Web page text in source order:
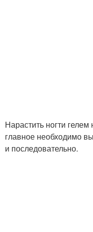
Нарастить ногти
главное необходимо
и последовательно.